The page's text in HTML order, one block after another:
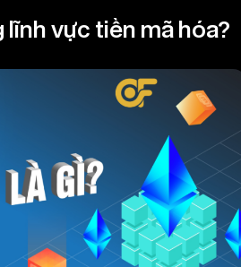
lĩnh vực tiền mã hóa?